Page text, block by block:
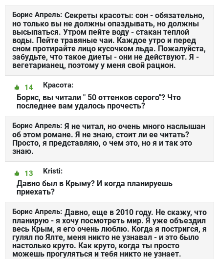
Борис Апрель: Секреты красоты: сон - обязательно,
но только вы не должны опаздывать, но должны
высыпаться. Утром пейте воду - стакан теплой
воды. Пейте травяные чаи. Каждое утро и перед
сном протирайте лицо кусочком льда. Пожалуйста,
забудьте, что такое диеты - они не действуют. Я -
вегетарианец, поэтому у меня свой рацион.
Красота:
14
Борис, вы читали " 50 оттенков серого"? Что
последнее вам удалось прочесть?
Борис Апрель: Я не читал, но очень много наслышан
об этом романе. Я не знаю, стоит ли ее читать?
Просто, я представляю, о чем это, но я и так это
знаю.
Kristi:
13
Давно был в Крыму? И когда планируешь
приехать?
Борис Апрель: Давно, еще в 2010 году. Не скажу, что
планирую - я хочу посмотреть мир. Я уже объездил
весь Крым, я его очень люблю. Когда я постригся, я
гулял по Ялте, меня никто не узнавал - и это было
настолько круто. Как круто, когда ты просто
можешь прогуляться и тебя никто не узнает.